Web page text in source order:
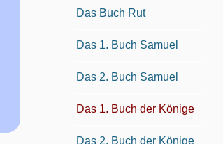
Das Buch Rut
Das 1. Buch Samuel
Das 2. Buch Samuel
Das 1. Buch der Könige
Das 2. Buch der Könige